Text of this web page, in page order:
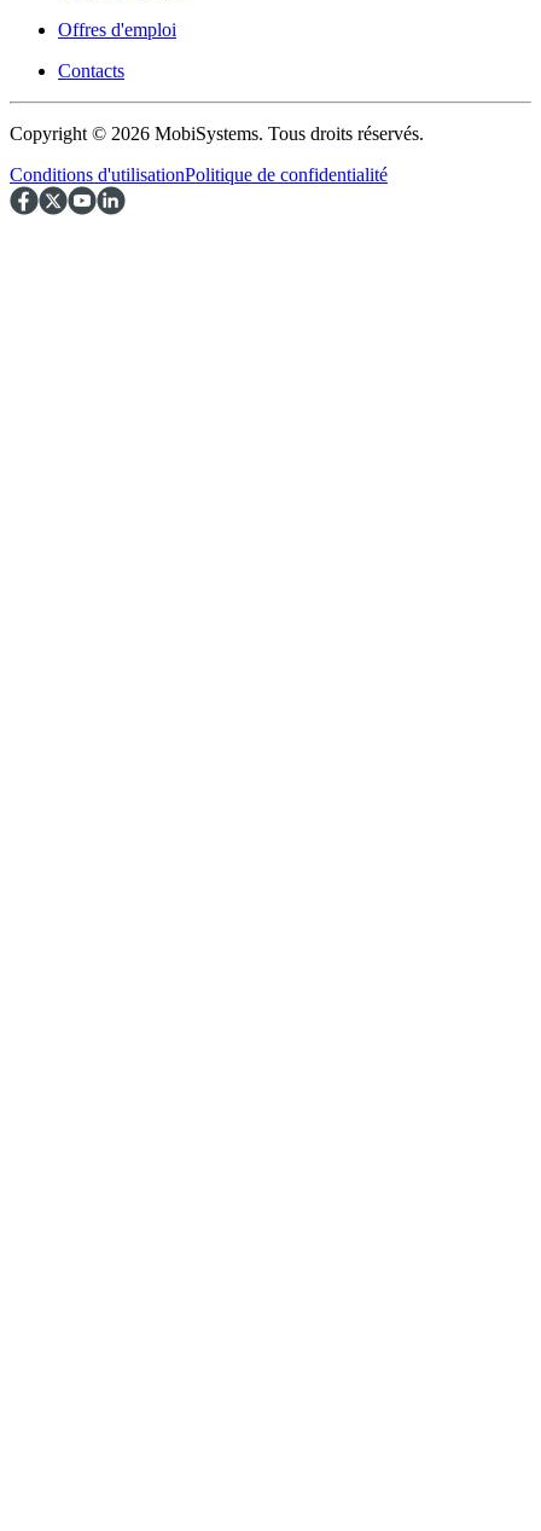
Offres d'emploi
Contacts
Copyright © 2026 MobiSystems. Tous droits réservés.
Conditions d'utilisationPolitique de confidentialité